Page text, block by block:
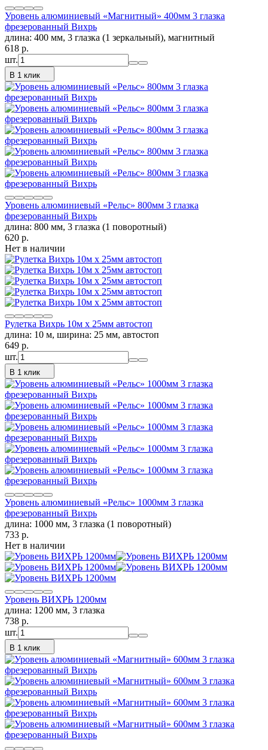
Уровень алюминиевый «Магнитный» 400мм 3 глазка
фрезерованный Вихрь
длина: 400 мм, 3 глазка (1 зеркальный), магнитный
618 p.
шт.
В 1 клик
Уровень алюминиевый «Рельс» 800мм 3 глазка
фрезерованный Вихрь
длина: 800 мм, 3 глазка (1 поворотный)
620 p.
Нет в наличии
Рулетка Вихрь 10м х 25мм автостоп
длина: 10 м, ширина: 25 мм, автостоп
649 p.
шт.
В 1 клик
Уровень алюминиевый «Рельс» 1000мм 3 глазка
фрезерованный Вихрь
длина: 1000 мм, 3 глазка (1 поворотный)
733 p.
Нет в наличии
Уровень ВИХРЬ 1200мм
длина: 1200 мм, 3 глазка
738 p.
шт.
В 1 клик